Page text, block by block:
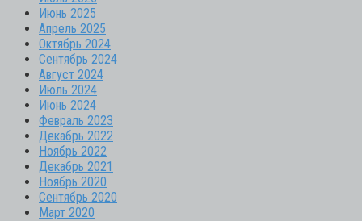
Июнь 2025
Апрель 2025
Октябрь 2024
Сентябрь 2024
Август 2024
Июль 2024
Июнь 2024
Февраль 2023
Декабрь 2022
Ноябрь 2022
Декабрь 2021
Ноябрь 2020
Сентябрь 2020
Март 2020